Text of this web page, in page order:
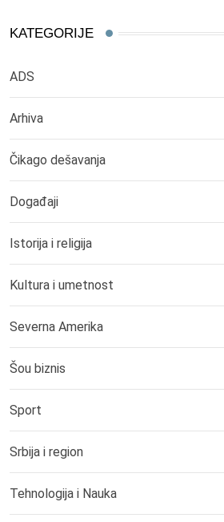
KATEGORIJE
ADS
Arhiva
Čikago dešavanja
Događaji
Istorija i religija
Kultura i umetnost
Severna Amerika
Šou biznis
Sport
Srbija i region
Tehnologija i Nauka